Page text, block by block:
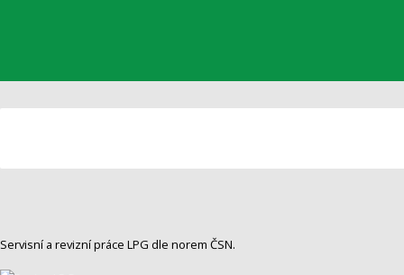
Servisní a revizní práce LPG dle norem ČSN.